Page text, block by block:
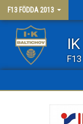
F13 FÖDDA 2013